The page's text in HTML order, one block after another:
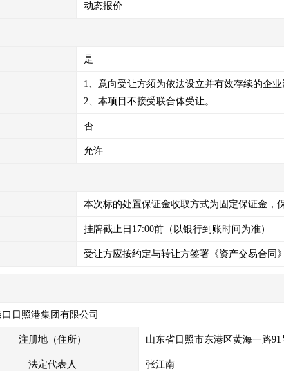
动态报价
是
1、意向受让方须为依法设立并有效存续的企
2、本项目不接受联合体受让。
否
允许
本次标的处置保证金收取方式为固定保证金，
挂牌截止日17:00前（以银行到账时间为准）
受让方应按约定与转让方签署《资产交易合同
日照港集团有限公司
注册地（住所） 山东省日照市东港区黄海一路91
法定代表人 张江南